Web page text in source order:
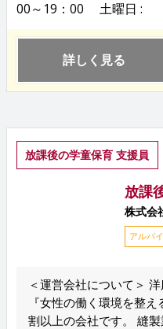
00～19：00 土曜日 :
詳しく見る
放課後の学童保育 支援員
放課
株式会
アルバ
＜運営会社について＞
『女性の働く環境を整
割以上の会社です。 縫